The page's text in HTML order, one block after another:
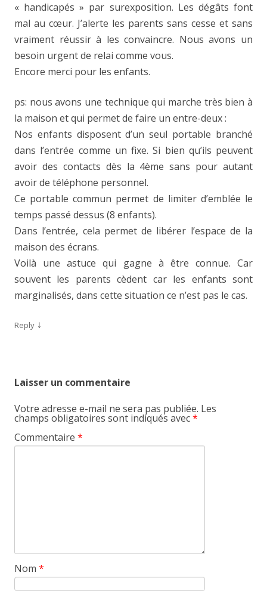
« handicapés » par surexposition. Les dégâts font
mal au cœur. J’alerte les parents sans cesse et sans
vraiment réussir à les convaincre. Nous avons un
besoin urgent de relai comme vous.
Encore merci pour les enfants.
ps: nous avons une technique qui marche très bien à
la maison et qui permet de faire un entre-deux :
Nos enfants disposent d’un seul portable branché
dans l’entrée comme un fixe. Si bien qu’ils peuvent
avoir des contacts dès la 4ème sans pour autant
avoir de téléphone personnel.
Ce portable commun permet de limiter d’emblée le
temps passé dessus (8 enfants).
Dans l’entrée, cela permet de libérer l’espace de la
maison des écrans.
Voilà une astuce qui gagne à être connue. Car
souvent les parents cèdent car les enfants sont
marginalisés, dans cette situation ce n’est pas le cas.
Reply ↓
Laisser un commentaire
Votre adresse e-mail ne sera pas publiée. Les
champs obligatoires sont indiqués avec*
Commentaire *
Nom *